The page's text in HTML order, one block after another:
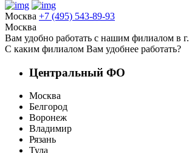
Москва +7 (495) 543-89-93
Москва
Вам удобно работать с нашим филиалом в г.
С каким филиалом Вам удобнее работать?
Центральный ФО
Москва
Белгород
Воронеж
Владимир
Рязань
Тула